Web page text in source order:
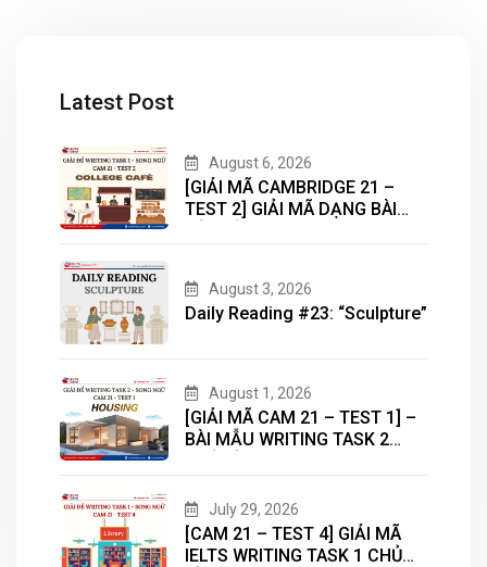
Latest Post
August 6, 2026
[GIẢI MÃ CAMBRIDGE 21 –
TEST 2] GIẢI MÃ DẠNG BÀI
August 3, 2026
Daily Reading #23: “Sculpture”
August 1, 2026
[GIẢI MÃ CAM 21 – TEST 1] –
BÀI MẪU WRITING TASK 2
July 29, 2026
[CAM 21 – TEST 4] GIẢI MÃ
IELTS WRITING TASK 1 CHỦ